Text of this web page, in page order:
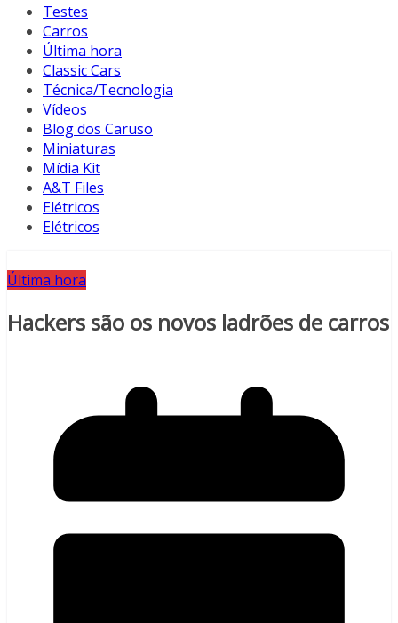
Testes
Carros
Última hora
Classic Cars
Técnica/Tecnologia
Vídeos
Blog dos Caruso
Miniaturas
Mídia Kit
A&T Files
Elétricos
Elétricos
Última hora
Hackers são os novos ladrões de carros